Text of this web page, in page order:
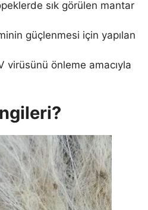
sık görülen mantar
güçlenmesi için yapılan
virüsünü önleme amacıyla